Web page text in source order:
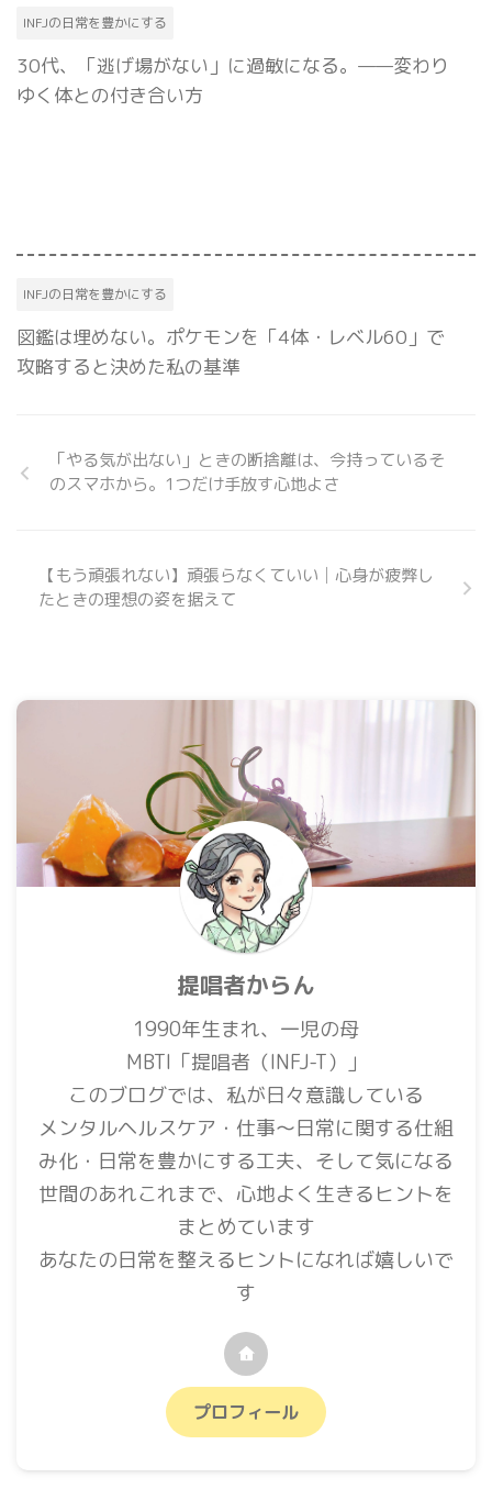
INFJの日常を豊かにする
30代、「逃げ場がない」に過敏になる。——変わり
ゆく体との付き合い方
INFJの日常を豊かにする
図鑑は埋めない。ポケモンを「4体・レベル60」で
攻略すると決めた私の基準
「やる気が出ない」ときの断捨離は、今持っているそ
のスマホから。1つだけ手放す心地よさ
【もう頑張れない】頑張らなくていい│心身が疲弊し
たときの理想の姿を据えて
提唱者からん
1990年生まれ、一児の母
MBTI「提唱者（INFJ-T）」
このブログでは、私が日々意識している
メンタルヘルスケア・仕事〜日常に関する仕組
み化・日常を豊かにする工夫、そして気になる
世間のあれこれまで、心地よく生きるヒントを
まとめています
あなたの日常を整えるヒントになれば嬉しいで
す
プロフィール